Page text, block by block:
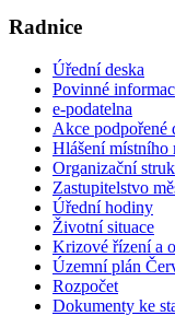
Radnice
Úřední deska
Povinné
e-podatelna
Akce podpořené
Hlášení místního
Organizační
Zastupitelstvo
Úřední hodiny
Životní situace
Krizové řízení a
Územní plán
Rozpočet
Dokumenty ke